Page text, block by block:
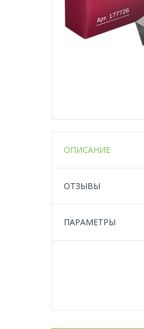
ОПИСАНИЕ
ОТЗЫВЫ
ПАРАМЕТРЫ